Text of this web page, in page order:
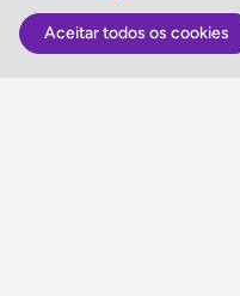
Aceitar todos os cookies